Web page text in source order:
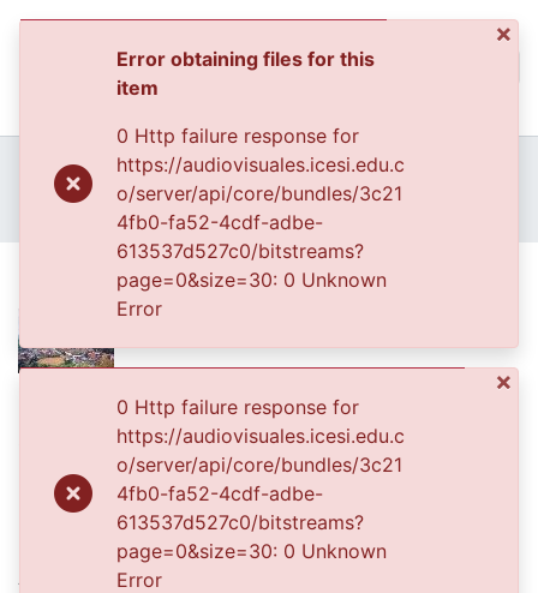
All of DSpace
Statistics
Home
Archivo del Patrimonio Fotográfico y Fílmico del Valle del Cauca
Fondo Cali Ciudad Visible
FCCV - Paisaje Rural - Patrimonial
Plano general
Plano general
(90.98 KB)
Date
2005-06-24
Authors
×
Error obtaining files for this
item
0 Http failure response for
https://audiovisuales.icesi.edu.c
o/server/api/core/bundles/3c21
4fb0-fa52-4cdf-adbe-
613537d527c0/bitstreams?
page=0&size=30: 0 Unknown
Error
×
0 Http failure response for
https://audiovisuales.icesi.edu.c
o/server/api/core/bundles/3c21
4fb0-fa52-4cdf-adbe-
613537d527c0/bitstreams?
page=0&size=30: 0 Unknown
Error